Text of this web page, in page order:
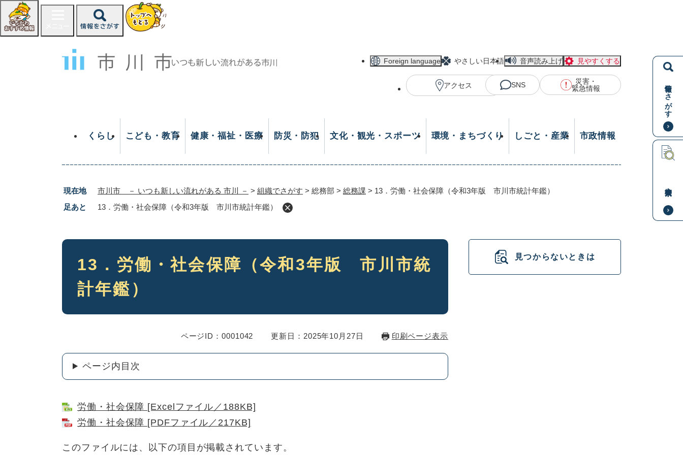
ジ
情報をさがす
Foreign language やさしい日本語 音声読み上げ 見やすくする
アクセス SNS
災害・
緊急情報
くらし こども・教育 健康・福祉・医療 防災・防犯 文化・観光・スポーツ 環境・まちづくり しごと・産業 市政情報
現在地 市川市 － いつも新しい流れがある 市川 － > 組織でさがす > 総務部 > 総務課 > 13．労働・社会保障（令和3年版 市川市統計年鑑）
足あと
13．労働・社会保障（令和3年版 市川市統計年鑑）
本
13．労働・社会保障（令和3年版 市川市統
計年鑑）
ページID：0001042 更新日：2025年10月27日 印刷ページ表示
ページ内目次
労働・社会保障 [Excelファイル／188KB]
労働・社会保障 [PDFファイル／217KB]
このファイルには、以下の項目が掲載されています。
見つからないときは